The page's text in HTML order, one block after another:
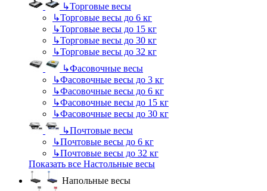
↳Торговые весы
↳Торговые весы до 6 кг
↳Торговые весы до 15 кг
↳Торговые весы до 30 кг
↳Торговые весы до 32 кг
↳Фасовочные весы
↳Фасовочные весы до 3 кг
↳Фасовочные весы до 6 кг
↳Фасовочные весы до 15 кг
↳Фасовочные весы до 30 кг
↳Почтовые весы
↳Почтовые весы до 6 кг
↳Почтовые весы до 32 кг
Показать все Настольные весы
Напольные весы